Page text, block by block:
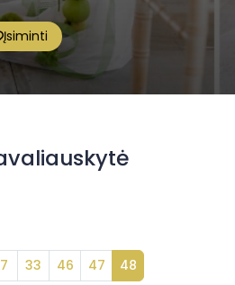
Įsiminti
33 46 47 48